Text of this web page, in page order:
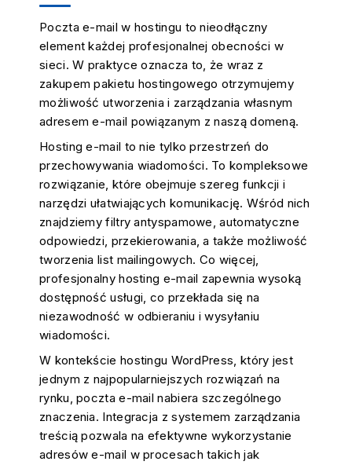
Poczta e-mail w hostingu to nieodłączny
element każdej profesjonalnej obecności w
sieci. W praktyce oznacza to, że wraz z
zakupem pakietu hostingowego otrzymujemy
możliwość utworzenia i zarządzania własnym
adresem e-mail powiązanym z naszą domeną.
Hosting e-mail to nie tylko przestrzeń do
przechowywania wiadomości. To kompleksowe
rozwiązanie, które obejmuje szereg funkcji i
narzędzi ułatwiających komunikację. Wśród nich
znajdziemy filtry antyspamowe, automatyczne
odpowiedzi, przekierowania, a także możliwość
tworzenia list mailingowych. Co więcej,
profesjonalny hosting e-mail zapewnia wysoką
dostępność usługi, co przekłada się na
niezawodność w odbieraniu i wysyłaniu
wiadomości.
W kontekście hostingu WordPress, który jest
jednym z najpopularniejszych rozwiązań na
rynku, poczta e-mail nabiera szczególnego
znaczenia. Integracja z systemem zarządzania
treścią pozwala na efektywne wykorzystanie
adresów e-mail w procesach takich jak